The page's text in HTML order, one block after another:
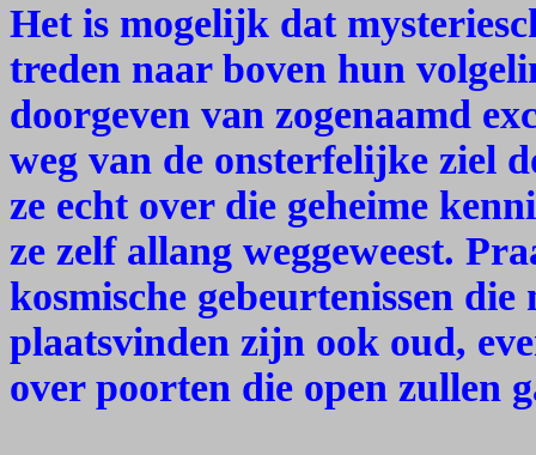
Het is mogelijk dat
treden naar boven hun
doorgeven van zogenaamd
weg van de onsterfelijke ziel
ze echt over die geheime
ze zelf allang weggeweest.
kosmische gebeurtenissen
plaatsvinden zijn ook oud,
over poorten die open zullen